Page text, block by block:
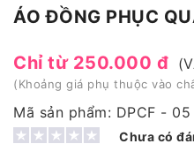
ÁO ĐỒNG PHỤC
Chỉ từ 250.000 đ
(Khoảng giá phụ thuộc vào
Mã sản phẩm: DPCF - 05
Chưa có